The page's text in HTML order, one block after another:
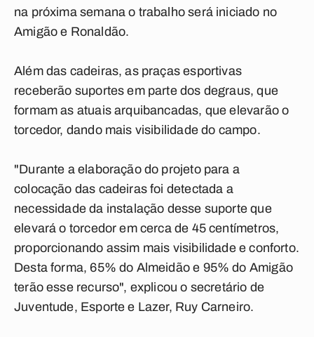
na próxima semana o trabalho será iniciado no
Amigão e Ronaldão.
Além das cadeiras, as praças esportivas
receberão suportes em parte dos degraus, que
formam as atuais arquibancadas, que elevarão o
torcedor, dando mais visibilidade do campo.
"Durante a elaboração do projeto para a
colocação das cadeiras foi detectada a
necessidade da instalação desse suporte que
elevará o torcedor em cerca de 45 centímetros,
proporcionando assim mais visibilidade e conforto.
Desta forma, 65% do Almeidão e 95% do Amigão
terão esse recurso", explicou o secretário de
Juventude, Esporte e Lazer, Ruy Carneiro.